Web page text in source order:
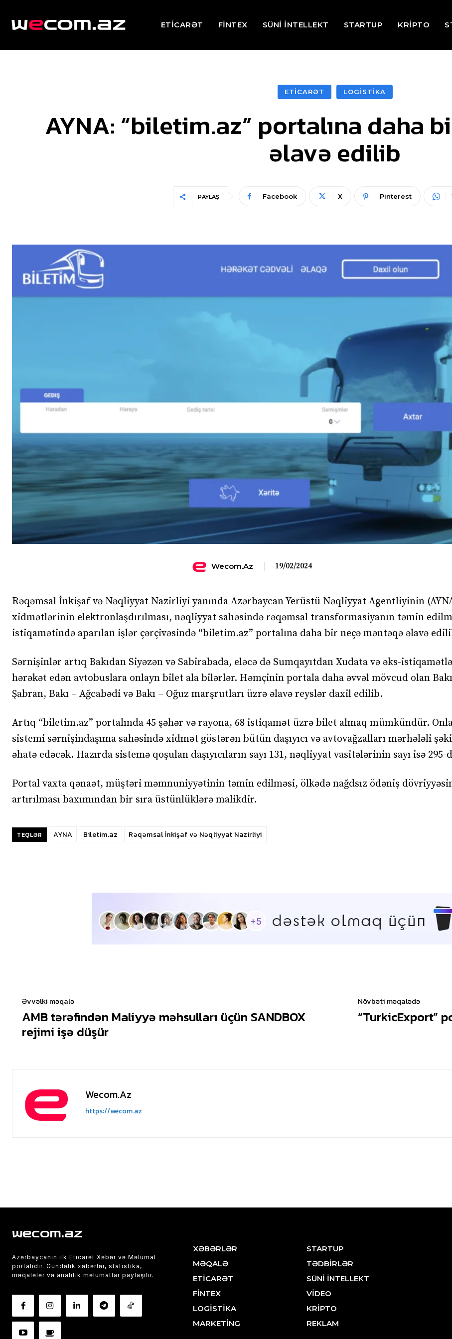
ETİCARƏT FİNTEX SÜNİ İNTELLEKT STARTUP KRİPTO
ETİCARƏT LOGİSTİKA
AYNA: “biletim.az” portalına daha
əlavə edilib
PAYLAŞ Facebook X Pinterest
Wecom.az 19/02/2024
Rəqəmsal İnkişaf və Nəqliyyat Nazirliyi yanında Azərbaycan Yerüstü Nəqliyyat Agentliyinin
xidmətlərinin elektronlaşdırılması, nəqliyyat sahəsində rəqəmsal transformasiyanın təmin
istiqamətində aparılan işlər çərçivəsində “biletim.az” portalına daha bir neçə məntəqə əlavə
Sərnişinlər artıq Bakıdan Siyəzən və Sabirabada, eləcə də Sumqayıtdan Xudata və əks-
hərəkət edən avtobuslara onlayn bilet ala bilərlər. Həmçinin portala daha əvvəl mövcud olan
Şabran, Bakı – Ağcabədi və Bakı – Oğuz marşrutları üzrə əlavə reyslər daxil edilib.
Artıq “biletim.az” portalında 45 şəhər və rayona, 68 istiqamət üzrə bilet almaq mümkündür.
sistemi sərnişindaşıma sahəsində xidmət göstərən bütün daşıyıcı və avtovağzalları mərhələli
əhatə edəcək. Hazırda sistemə qoşulan daşıyıcıların sayı 131, nəqliyyat vasitələrinin sayı isə 295-
Portal vaxta qənaət, müştəri məmnuniyyətinin təmin edilməsi, ölkədə nağdsız ödəniş
artırılması baxımından bir sıra üstünlüklərə malikdir.
TEQLƏR AYNA Biletim.az Rəqəmsal İnkişaf və Nəqliyyat Nazirliyi
Əvvəlki məqalə
AMB tərəfindən Maliyyə məhsulları üçün SANDBOX
rejimi işə düşür
Növbəti məqalədə
“TurkicExport”
Wecom.az
https://wecom.az
wecom.az
Azərbaycanın ilk Eticarət Xəbər və Məlumat
portalıdır. Gündəlik xəbərlər, statistika,
məqalələr və analitik məlumatlar paylaşılır.
XƏBƏRLƏR
MƏQALƏ
ETİCARƏT
FİNTEX
LOGİSTİKA
MARKETİNG
STARTUP
TƏDBİRLƏR
SÜNİ İNTELLEKT
VİDEO
KRİPTO
REKLAM